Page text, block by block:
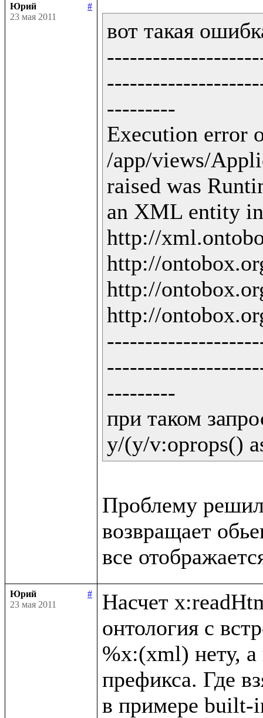
Юрий
#
23 мая 2011
вот такая
---------
Execution error
/app/views/
raised was
an XML entity
http://
http://
http://
http://
---------
при таком
y/(y/v:oprops()
Проблему
возвращает
Юрий
#
23 мая 2011
Насчет
онтология с
%x:(xml) нету, а
префикса. Где
в примере built-